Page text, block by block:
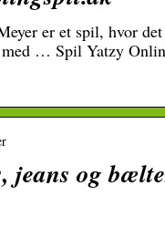
er et spil, hvor
… Spil Yatzy
jeans og